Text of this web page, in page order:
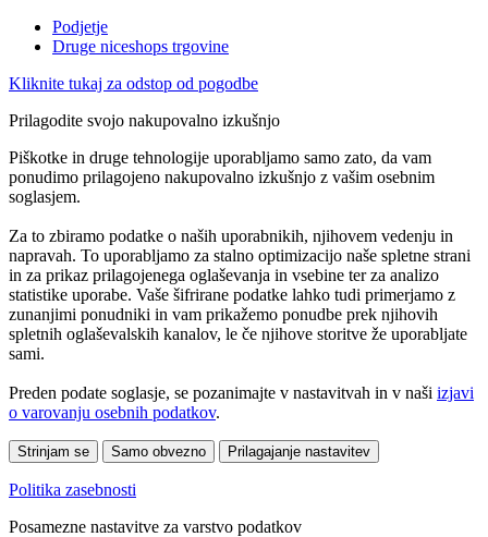
Podjetje
Druge niceshops trgovine
Kliknite tukaj za odstop od pogodbe
Prilagodite svojo nakupovalno izkušnjo
Piškotke in druge tehnologije uporabljamo samo zato, da vam
ponudimo prilagojeno nakupovalno izkušnjo z vašim osebnim
soglasjem.
Za to zbiramo podatke o naših uporabnikih, njihovem vedenju in
napravah. To uporabljamo za stalno optimizacijo naše spletne strani
in za prikaz prilagojenega oglaševanja in vsebine ter za analizo
statistike uporabe. Vaše šifrirane podatke lahko tudi primerjamo z
zunanjimi ponudniki in vam prikažemo ponudbe prek njihovih
spletnih oglaševalskih kanalov, le če njihove storitve že uporabljate
sami.
Preden podate soglasje, se pozanimajte v nastavitvah in v naši izjavi
o varovanju osebnih podatkov.
Strinjam se Samo obvezno Prilagajanje nastavitev
Politika zasebnosti
Posamezne nastavitve za varstvo podatkov